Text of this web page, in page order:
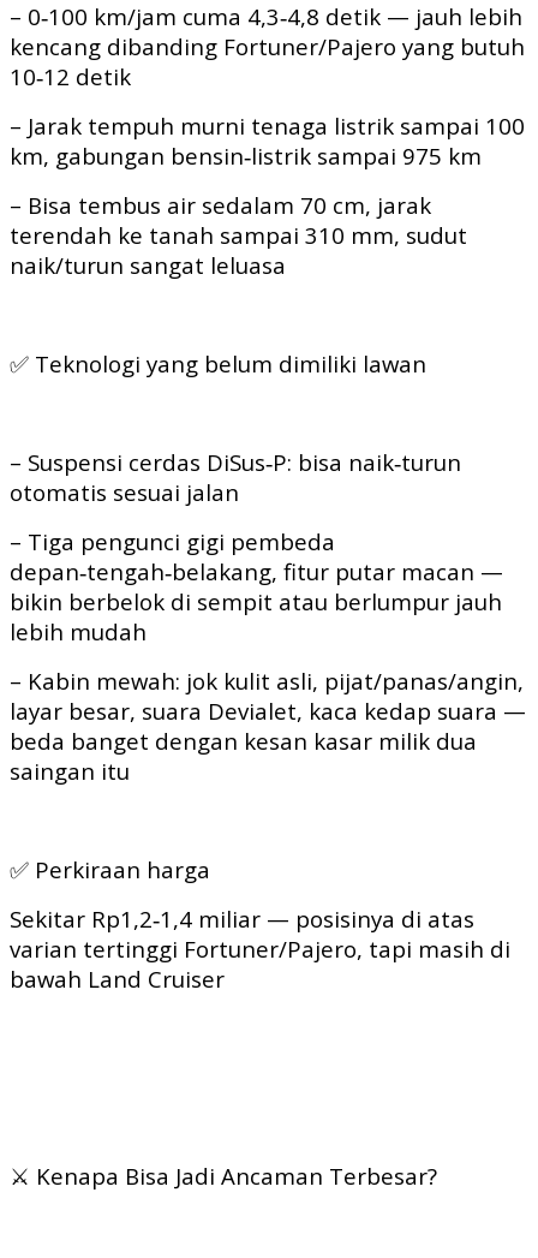
– 0‑100 km/jam cuma 4,3‑4,8 detik — jauh lebih
kencang dibanding Fortuner/Pajero yang butuh
10‑12 detik
– Jarak tempuh murni tenaga listrik sampai 100
km, gabungan bensin‑listrik sampai 975 km
– Bisa tembus air sedalam 70 cm, jarak
terendah ke tanah sampai 310 mm, sudut
naik/turun sangat leluasa
✅ Teknologi yang belum dimiliki lawan
– Suspensi cerdas DiSus‑P: bisa naik‑turun
otomatis sesuai jalan
– Tiga pengunci gigi pembeda
depan‑tengah‑belakang, fitur putar macan —
bikin berbelok di sempit atau berlumpur jauh
lebih mudah
– Kabin mewah: jok kulit asli, pijat/panas/angin,
layar besar, suara Devialet, kaca kedap suara —
beda banget dengan kesan kasar milik dua
saingan itu
✅ Perkiraan harga
Sekitar Rp1,2‑1,4 miliar — posisinya di atas
varian tertinggi Fortuner/Pajero, tapi masih di
bawah Land Cruiser
⚔️ Kenapa Bisa Jadi Ancaman Terbesar?